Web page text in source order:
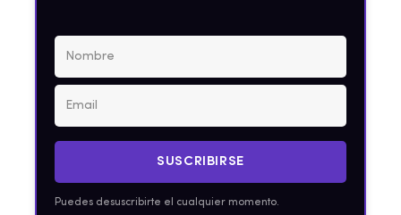
SUSCRIBIRSE
Puedes desuscribirte el cualquier momento.